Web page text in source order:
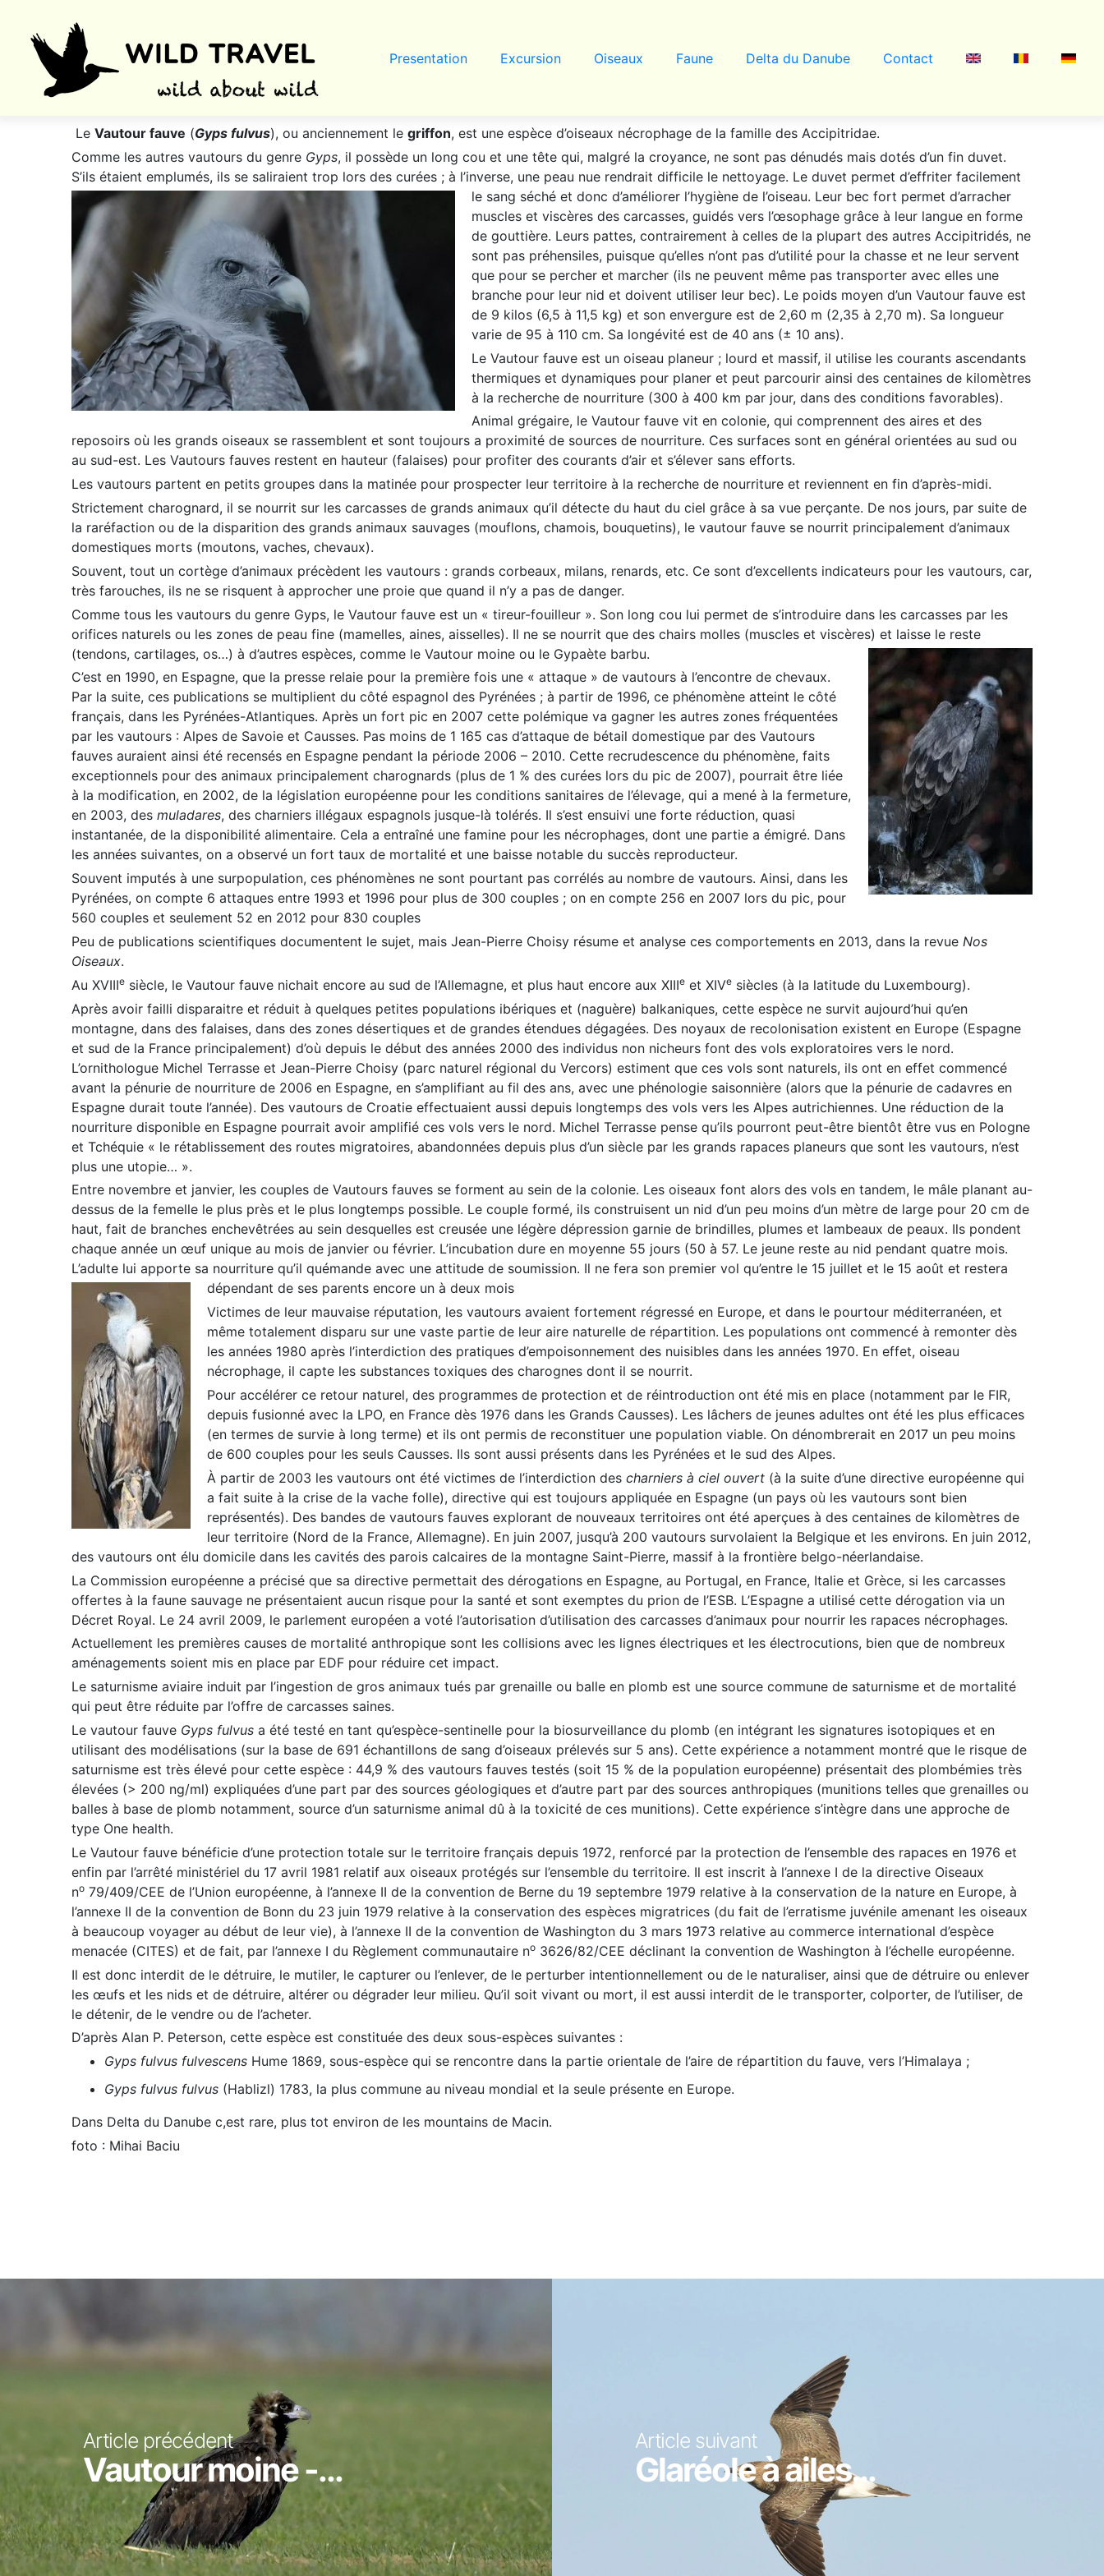
Presentation Excursion Oiseaux Faune Delta du Danube Contact
Le Vautour fauve (Gyps fulvus), ou anciennement le griffon, est une espèce d’oiseaux nécrophage de la famille des Accipitridae.
Comme les autres vautours du genre Gyps, il possède un long cou et une tête qui, malgré la croyance, ne sont pas dénudés mais dotés d’un fin duvet.
S’ils étaient emplumés, ils se saliraient trop lors des curées ; à l’inverse, une peau nue rendrait difficile le nettoyage. Le duvet permet d’effriter facilement
le sang séché et donc d’améliorer l’hygiène de l’oiseau. Leur bec fort permet d’arracher
muscles et viscères des carcasses, guidés vers l’œsophage grâce à leur langue en forme
de gouttière. Leurs pattes, contrairement à celles de la plupart des autres Accipitridés, ne
sont pas préhensiles, puisque qu’elles n’ont pas d’utilité pour la chasse et ne leur servent
que pour se percher et marcher (ils ne peuvent même pas transporter avec elles une
branche pour leur nid et doivent utiliser leur bec). Le poids moyen d’un Vautour fauve est
de 9 kilos (6,5 à 11,5 kg) et son envergure est de 2,60 m (2,35 à 2,70 m). Sa longueur
varie de 95 à 110 cm. Sa longévité est de 40 ans (± 10 ans).
Le Vautour fauve est un oiseau planeur ; lourd et massif, il utilise les courants ascendants
thermiques et dynamiques pour planer et peut parcourir ainsi des centaines de kilomètres
à la recherche de nourriture (300 à 400 km par jour, dans des conditions favorables).
Animal grégaire, le Vautour fauve vit en colonie, qui comprennent des aires et des
reposoirs où les grands oiseaux se rassemblent et sont toujours a proximité de sources de nourriture. Ces surfaces sont en général orientées au sud ou
au sud-est. Les Vautours fauves restent en hauteur (falaises) pour profiter des courants d’air et s’élever sans efforts.
Les vautours partent en petits groupes dans la matinée pour prospecter leur territoire à la recherche de nourriture et reviennent en fin d’après-midi.
Strictement charognard, il se nourrit sur les carcasses de grands animaux qu’il détecte du haut du ciel grâce à sa vue perçante. De nos jours, par suite de
la raréfaction ou de la disparition des grands animaux sauvages (mouflons, chamois, bouquetins), le vautour fauve se nourrit principalement d’animaux
domestiques morts (moutons, vaches, chevaux).
Souvent, tout un cortège d’animaux précèdent les vautours : grands corbeaux, milans, renards, etc. Ce sont d’excellents indicateurs pour les vautours, car,
très farouches, ils ne se risquent à approcher une proie que quand il n’y a pas de danger.
Comme tous les vautours du genre Gyps, le Vautour fauve est un « tireur-fouilleur ». Son long cou lui permet de s’introduire dans les carcasses par les
orifices naturels ou les zones de peau fine (mamelles, aines, aisselles). Il ne se nourrit que des chairs molles (muscles et viscères) et laisse le reste
(tendons, cartilages, os…) à d’autres espèces, comme le Vautour moine ou le Gypaète barbu.
C’est en 1990, en Espagne, que la presse relaie pour la première fois une « attaque » de vautours à l’encontre de chevaux.
Par la suite, ces publications se multiplient du côté espagnol des Pyrénées ; à partir de 1996, ce phénomène atteint le côté
français, dans les Pyrénées-Atlantiques. Après un fort pic en 2007 cette polémique va gagner les autres zones fréquentées
par les vautours : Alpes de Savoie et Causses. Pas moins de 1 165 cas d’attaque de bétail domestique par des Vautours
fauves auraient ainsi été recensés en Espagne pendant la période 2006 – 2010. Cette recrudescence du phénomène, faits
exceptionnels pour des animaux principalement charognards (plus de 1 % des curées lors du pic de 2007), pourrait être liée
à la modification, en 2002, de la législation européenne pour les conditions sanitaires de l’élevage, qui a mené à la fermeture,
en 2003, des muladares, des charniers illégaux espagnols jusque-là tolérés. Il s’est ensuivi une forte réduction, quasi
instantanée, de la disponibilité alimentaire. Cela a entraîné une famine pour les nécrophages, dont une partie a émigré. Dans
les années suivantes, on a observé un fort taux de mortalité et une baisse notable du succès reproducteur.
Souvent imputés à une surpopulation, ces phénomènes ne sont pourtant pas corrélés au nombre de vautours. Ainsi, dans les
Pyrénées, on compte 6 attaques entre 1993 et 1996 pour plus de 300 couples ; on en compte 256 en 2007 lors du pic, pour
560 couples et seulement 52 en 2012 pour 830 couples
Peu de publications scientifiques documentent le sujet, mais Jean-Pierre Choisy résume et analyse ces comportements en 2013, dans la revue Nos
Oiseaux.
Au XVIIIe siècle, le Vautour fauve nichait encore au sud de l’Allemagne, et plus haut encore aux XIIIe et XIVe siècles (à la latitude du Luxembourg).
Après avoir failli disparaitre et réduit à quelques petites populations ibériques et (naguère) balkaniques, cette espèce ne survit aujourd’hui qu’en
montagne, dans des falaises, dans des zones désertiques et de grandes étendues dégagées. Des noyaux de recolonisation existent en Europe (Espagne
et sud de la France principalement) d’où depuis le début des années 2000 des individus non nicheurs font des vols exploratoires vers le nord.
L’ornithologue Michel Terrasse et Jean-Pierre Choisy (parc naturel régional du Vercors) estiment que ces vols sont naturels, ils ont en effet commencé
avant la pénurie de nourriture de 2006 en Espagne, en s’amplifiant au fil des ans, avec une phénologie saisonnière (alors que la pénurie de cadavres en
Espagne durait toute l’année). Des vautours de Croatie effectuaient aussi depuis longtemps des vols vers les Alpes autrichiennes. Une réduction de la
nourriture disponible en Espagne pourrait avoir amplifié ces vols vers le nord. Michel Terrasse pense qu’ils pourront peut-être bientôt être vus en Pologne
et Tchéquie « le rétablissement des routes migratoires, abandonnées depuis plus d’un siècle par les grands rapaces planeurs que sont les vautours, n’est
plus une utopie… ».
Entre novembre et janvier, les couples de Vautours fauves se forment au sein de la colonie. Les oiseaux font alors des vols en tandem, le mâle planant au-
dessus de la femelle le plus près et le plus longtemps possible. Le couple formé, ils construisent un nid d’un peu moins d’un mètre de large pour 20 cm de
haut, fait de branches enchevêtrées au sein desquelles est creusée une légère dépression garnie de brindilles, plumes et lambeaux de peaux. Ils pondent
chaque année un œuf unique au mois de janvier ou février. L’incubation dure en moyenne 55 jours (50 à 57. Le jeune reste au nid pendant quatre mois.
L’adulte lui apporte sa nourriture qu’il quémande avec une attitude de soumission. Il ne fera son premier vol qu’entre le 15 juillet et le 15 août et restera
dépendant de ses parents encore un à deux mois
Victimes de leur mauvaise réputation, les vautours avaient fortement régressé en Europe, et dans le pourtour méditerranéen, et
même totalement disparu sur une vaste partie de leur aire naturelle de répartition. Les populations ont commencé à remonter dès
les années 1980 après l’interdiction des pratiques d’empoisonnement des nuisibles dans les années 1970. En effet, oiseau
nécrophage, il capte les substances toxiques des charognes dont il se nourrit.
Pour accélérer ce retour naturel, des programmes de protection et de réintroduction ont été mis en place (notamment par le FIR,
depuis fusionné avec la LPO, en France dès 1976 dans les Grands Causses). Les lâchers de jeunes adultes ont été les plus efficaces
(en termes de survie à long terme) et ils ont permis de reconstituer une population viable. On dénombrerait en 2017 un peu moins
de 600 couples pour les seuls Causses. Ils sont aussi présents dans les Pyrénées et le sud des Alpes.
À partir de 2003 les vautours ont été victimes de l’interdiction des charniers à ciel ouvert (à la suite d’une directive européenne qui
a fait suite à la crise de la vache folle), directive qui est toujours appliquée en Espagne (un pays où les vautours sont bien
représentés). Des bandes de vautours fauves explorant de nouveaux territoires ont été aperçues à des centaines de kilomètres de
leur territoire (Nord de la France, Allemagne). En juin 2007, jusqu’à 200 vautours survolaient la Belgique et les environs. En juin 2012,
des vautours ont élu domicile dans les cavités des parois calcaires de la montagne Saint-Pierre, massif à la frontière belgo-néerlandaise.
La Commission européenne a précisé que sa directive permettait des dérogations en Espagne, au Portugal, en France, Italie et Grèce, si les carcasses
offertes à la faune sauvage ne présentaient aucun risque pour la santé et sont exemptes du prion de l’ESB. L’Espagne a utilisé cette dérogation via un
Décret Royal. Le 24 avril 2009, le parlement européen a voté l’autorisation d’utilisation des carcasses d’animaux pour nourrir les rapaces nécrophages.
Actuellement les premières causes de mortalité anthropique sont les collisions avec les lignes électriques et les électrocutions, bien que de nombreux
aménagements soient mis en place par EDF pour réduire cet impact.
Le saturnisme aviaire induit par l’ingestion de gros animaux tués par grenaille ou balle en plomb est une source commune de saturnisme et de mortalité
qui peut être réduite par l’offre de carcasses saines.
Le vautour fauve Gyps fulvus a été testé en tant qu’espèce-sentinelle pour la biosurveillance du plomb (en intégrant les signatures isotopiques et en
utilisant des modélisations (sur la base de 691 échantillons de sang d’oiseaux prélevés sur 5 ans). Cette expérience a notamment montré que le risque de
saturnisme est très élevé pour cette espèce : 44,9 % des vautours fauves testés (soit 15 % de la population européenne) présentait des plombémies très
élevées (> 200 ng/ml) expliquées d’une part par des sources géologiques et d’autre part par des sources anthropiques (munitions telles que grenailles ou
balles à base de plomb notamment, source d’un saturnisme animal dû à la toxicité de ces munitions). Cette expérience s’intègre dans une approche de
type One health.
Le Vautour fauve bénéficie d’une protection totale sur le territoire français depuis 1972, renforcé par la protection de l’ensemble des rapaces en 1976 et
enfin par l’arrêté ministériel du 17 avril 1981 relatif aux oiseaux protégés sur l’ensemble du territoire. Il est inscrit à l’annexe I de la directive Oiseaux
no 79/409/CEE de l’Union européenne, à l’annexe II de la convention de Berne du 19 septembre 1979 relative à la conservation de la nature en Europe, à
l’annexe II de la convention de Bonn du 23 juin 1979 relative à la conservation des espèces migratrices (du fait de l’erratisme juvénile amenant les oiseaux
à beaucoup voyager au début de leur vie), à l’annexe II de la convention de Washington du 3 mars 1973 relative au commerce international d’espèce
menacée (CITES) et de fait, par l’annexe I du Règlement communautaire no 3626/82/CEE déclinant la convention de Washington à l’échelle européenne.
Il est donc interdit de le détruire, le mutiler, le capturer ou l’enlever, de le perturber intentionnellement ou de le naturaliser, ainsi que de détruire ou enlever
les œufs et les nids et de détruire, altérer ou dégrader leur milieu. Qu’il soit vivant ou mort, il est aussi interdit de le transporter, colporter, de l’utiliser, de
le détenir, de le vendre ou de l’acheter.
D’après Alan P. Peterson, cette espèce est constituée des deux sous-espèces suivantes :
Gyps fulvus fulvescens Hume 1869, sous-espèce qui se rencontre dans la partie orientale de l’aire de répartition du fauve, vers l’Himalaya ;
Gyps fulvus fulvus (Hablizl) 1783, la plus commune au niveau mondial et la seule présente en Europe.
Dans Delta du Danube c,est rare, plus tot environ de les mountains de Macin.
foto : Mihai Baciu
Article précédent
Vautour moine -...
Article suivant
Glaréole à ailes...